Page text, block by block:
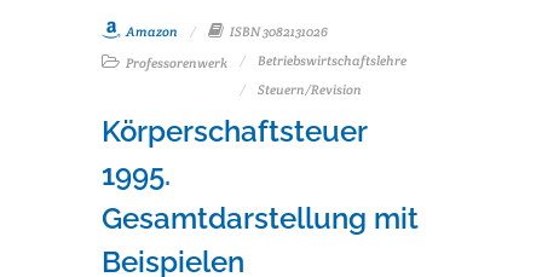
Amazon
ISBN 3082131026
Professorenwerk
Betriebswirtschaftslehre
Steuern/Revision
Körperschaftsteuer
1995.
Gesamtdarstellung mit
Beispielen